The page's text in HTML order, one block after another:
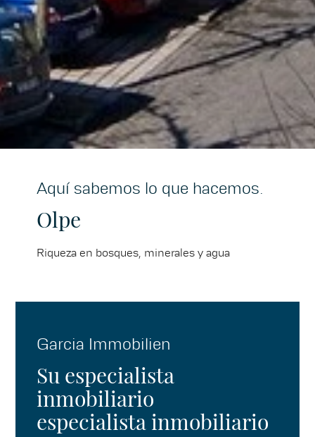
Aquí sabemos lo que hacemos.
Olpe
Riqueza en bosques, minerales y agua
Garcia Immobilien
Su especialista
inmobiliario
especialista inmobiliario